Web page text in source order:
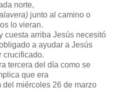
norte,
junto al camino o
lo vieran.
cuesta arriba Jesús necesitó
a ayudar a Jesús
crucificado.
tercera del día como se
que era
miércoles 26 de marzo